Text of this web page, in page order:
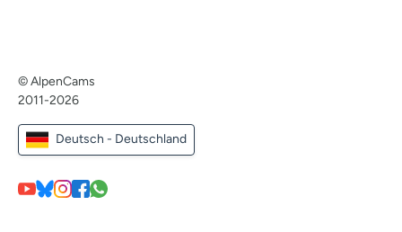
© AlpenCams
2011-2026
Deutsch - Deutschland